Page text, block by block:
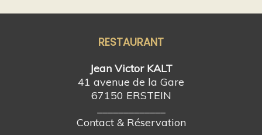
RESTAURANT
Jean Victor KALT
41 avenue de la Gare
67150 ERSTEIN
Contact & Réservation